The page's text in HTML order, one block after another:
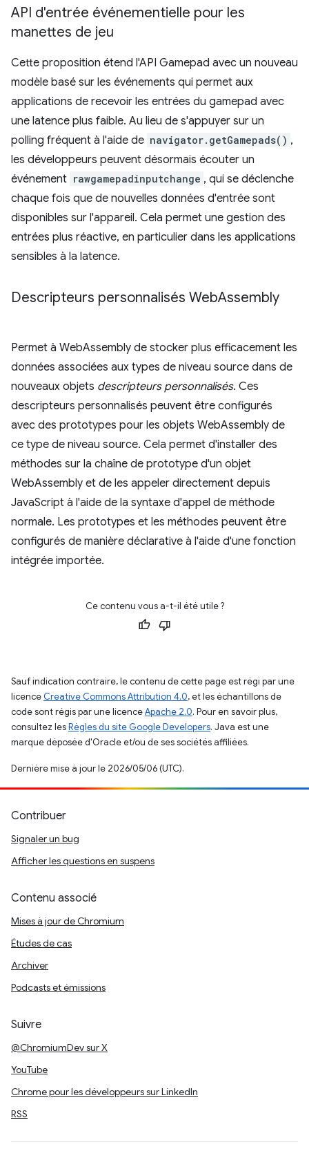
API d'entrée événementielle pour les
manettes de jeu
Cette proposition étend l'API Gamepad avec un nouveau
modèle basé sur les événements qui permet aux
applications de recevoir les entrées du gamepad avec
une latence plus faible. Au lieu de s'appuyer sur un
polling fréquent à l'aide de navigator.getGamepads() ,
les développeurs peuvent désormais écouter un
événement rawgamepadinputchange , qui se déclenche
chaque fois que de nouvelles données d'entrée sont
disponibles sur l'appareil. Cela permet une gestion des
entrées plus réactive, en particulier dans les applications
sensibles à la latence.
Descripteurs personnalisés WebAssembly
Permet à WebAssembly de stocker plus efficacement les
données associées aux types de niveau source dans de
nouveaux objets descripteurs personnalisés. Ces
descripteurs personnalisés peuvent être configurés
avec des prototypes pour les objets WebAssembly de
ce type de niveau source. Cela permet d'installer des
méthodes sur la chaîne de prototype d'un objet
WebAssembly et de les appeler directement depuis
JavaScript à l'aide de la syntaxe d'appel de méthode
normale. Les prototypes et les méthodes peuvent être
configurés de manière déclarative à l'aide d'une fonction
intégrée importée.
Ce contenu vous a-t-il été utile ?
Sauf indication contraire, le contenu de cette page est régi par une
licence Creative Commons Attribution 4.0, et les échantillons de
code sont régis par une licenceApache 2.0. Pour en savoir plus,
consultez lesRègles du site Google Developers. Java est une
marque déposée d'Oracle et/ou de ses sociétés affiliées.
Dernière mise à jour le 2026/05/06 (UTC).
Contribuer
Signaler un bug
Afficher les questions en suspens
Contenu associé
Mises à jour de Chromium
Études de cas
Archiver
Podcasts et émissions
Suivre
@ChromiumDev sur X
YouTube
Chrome pour les développeurs sur LinkedIn
RSS